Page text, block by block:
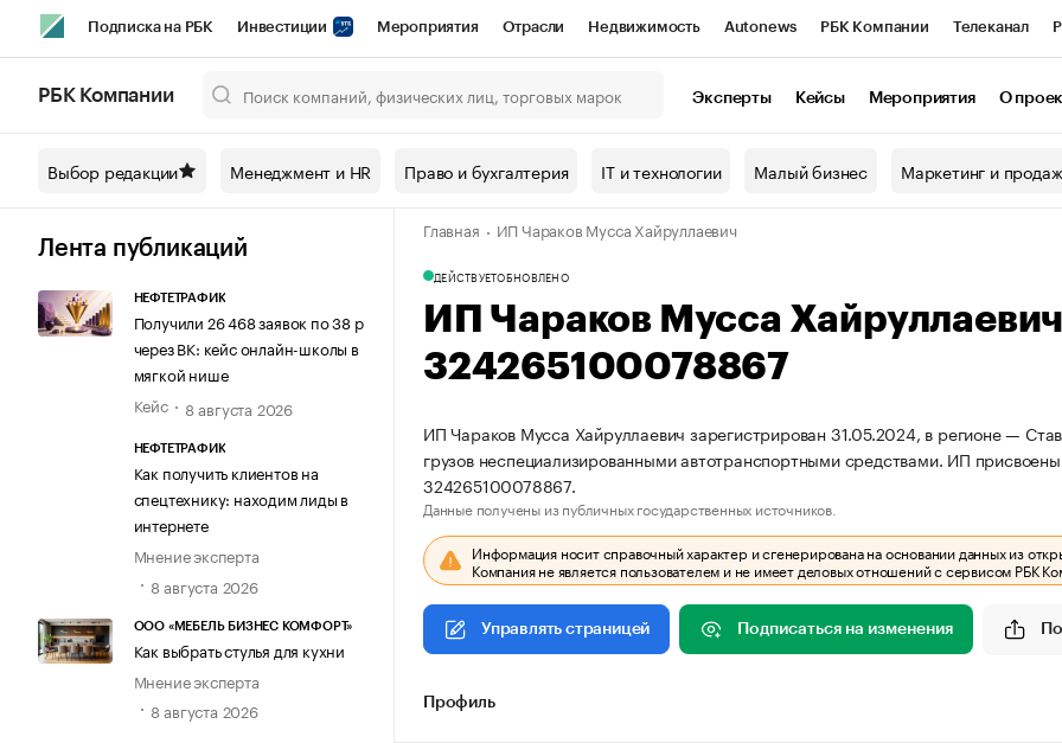
Подписка на РБК Инвестиции Мероприятия Отрасли Недвижимость Autonews РБК Компании Телеканал
Спецпроекты СПб Конференции СПб Спецпроекты Проверка контрагентов
Технологии и медиа Рынок наличной валюты
РБК Компании Эксперты Кейсы Мероприятия О
Выбор редакции Менеджмент и HR Право и бухгалтерия IT и технологии Малый бизнес Маркетинг и
Лента публикаций
НЕФТЕТРАФИК
Получили 26 468 заявок по 38 р
через ВК: кейс онлайн-школы в
мягкой нише
Кейс
8 августа 2026
НЕФТЕТРАФИК
Как получить клиентов на
спецтехнику: находим лиды в
интернете
Мнение эксперта
8 августа 2026
ООО «МЕБЕЛЬ БИЗНЕС КОМФОРТ»
Как выбрать стулья для кухни
Мнение эксперта
8 августа 2026
Главная ИП Чараков Мусса Хайруллаевич
ДЕЙСТВУЕТОБНОВЛЕНО
ИП Чараков Мусса
324265100078867
ИП Чараков Мусса Хайруллаевич зарегистрирован 31.05.2024, в регионе —
грузов неспециализированными автотранспортными средствами. ИП
324265100078867.
Данные получены из публичных государственных источников.
Информация носит справочный характер и сгенерирована на основании данных из
Компания не является пользователем и не имеет деловых отношений с сервисом РБК
Управлять страницей Подписаться на изменения
Профиль